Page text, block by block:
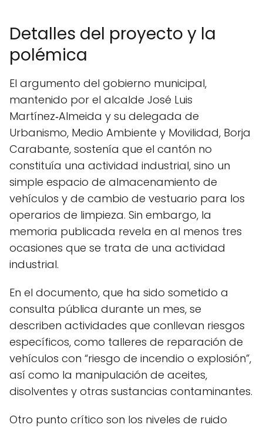
Detalles del proyecto y la
polémica
El argumento del gobierno municipal,
mantenido por el alcalde José Luis
Martínez‑Almeida y su delegada de
Urbanismo, Medio Ambiente y Movilidad, Borja
Carabante, sostenía que el cantón no
constituía una actividad industrial, sino un
simple espacio de almacenamiento de
vehículos y de cambio de vestuario para los
operarios de limpieza. Sin embargo, la
memoria publicada revela en al menos tres
ocasiones que se trata de una actividad
industrial.
En el documento, que ha sido sometido a
consulta pública durante un mes, se
describen actividades que conllevan riesgos
específicos, como talleres de reparación de
vehículos con “riesgo de incendio o explosión”,
así como la manipulación de aceites,
disolventes y otras sustancias contaminantes.
Otro punto crítico son los niveles de ruido